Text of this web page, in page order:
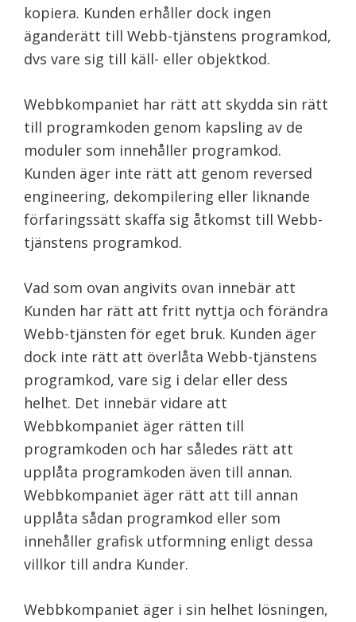
kopiera. Kunden erhåller dock ingen
äganderätt till Webb-tjänstens programkod,
dvs vare sig till käll- eller objektkod.
Webbkompaniet har rätt att skydda sin rätt
till programkoden genom kapsling av de
moduler som innehåller programkod.
Kunden äger inte rätt att genom reversed
engineering, dekompilering eller liknande
förfaringssätt skaffa sig åtkomst till Webb-
tjänstens programkod.
Vad som ovan angivits ovan innebär att
Kunden har rätt att fritt nyttja och förändra
Webb-tjänsten för eget bruk. Kunden äger
dock inte rätt att överlåta Webb-tjänstens
programkod, vare sig i delar eller dess
helhet. Det innebär vidare att
Webbkompaniet äger rätten till
programkoden och har således rätt att
upplåta programkoden även till annan.
Webbkompaniet äger rätt att till annan
upplåta sådan programkod eller som
innehåller grafisk utformning enligt dessa
villkor till andra Kunder.
Webbkompaniet äger i sin helhet lösningen,